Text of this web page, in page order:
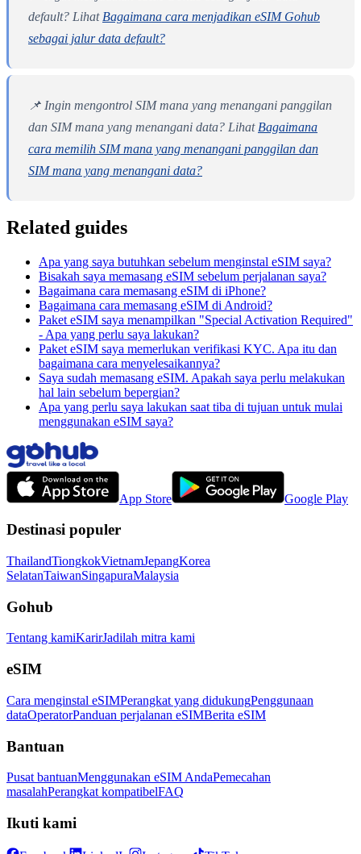
default? Lihat Bagaimana cara menjadikan eSIM Gohub
sebagai jalur data default?
📌 Ingin mengontrol SIM mana yang menangani panggilan
dan SIM mana yang menangani data? Lihat Bagaimana
cara memilih SIM mana yang menangani panggilan dan
SIM mana yang menangani data?
Related guides
Apa yang saya butuhkan sebelum menginstal eSIM saya?
Bisakah saya memasang eSIM sebelum perjalanan saya?
Bagaimana cara memasang eSIM di iPhone?
Bagaimana cara memasang eSIM di Android?
Paket eSIM saya menampilkan "Special Activation Required"
- Apa yang perlu saya lakukan?
Paket eSIM saya memerlukan verifikasi KYC. Apa itu dan
bagaimana cara menyelesaikannya?
Saya sudah memasang eSIM. Apakah saya perlu melakukan
hal lain sebelum bepergian?
Apa yang perlu saya lakukan saat tiba di tujuan untuk mulai
menggunakan eSIM saya?
App Store Google Play
Destinasi populer
ThailandTiongkokVietnamJepangKorea
SelatanTaiwanSingapuraMalaysia
Gohub
Tentang kamiKarirJadilah mitra kami
eSIM
Cara menginstal eSIMPerangkat yang didukungPenggunaan
dataOperatorPanduan perjalanan eSIMBerita eSIM
Bantuan
Pusat bantuanMenggunakan eSIM AndaPemecahan
masalahPerangkat kompatibelFAQ
Ikuti kami